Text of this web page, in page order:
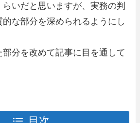
いだと思いますが、実務の判
な部分を深められるようにし
分を改めて記事に目を通して